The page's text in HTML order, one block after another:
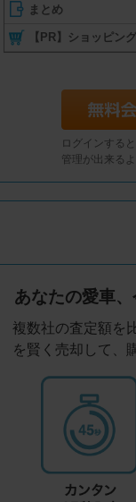
まとめ
【PR】ショッピング
ログインする
管理が出来る
あなたの愛車、
複数社の査定額を
を賢く売却して、